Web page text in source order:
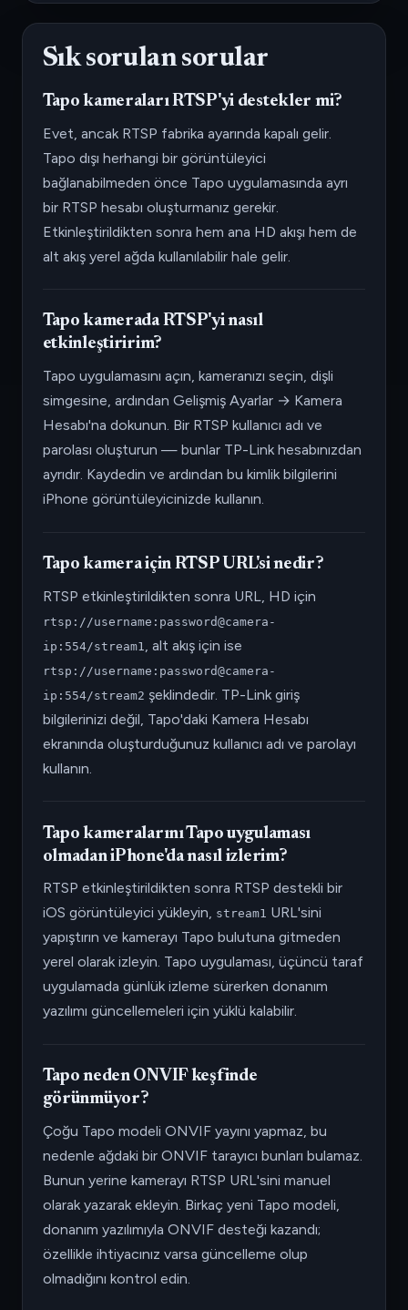
Sık sorulan sorular
Tapo kameraları RTSP'yi destekler mi?
Evet, ancak RTSP fabrika ayarında kapalı gelir.
Tapo dışı herhangi bir görüntüleyici
bağlanabilmeden önce Tapo uygulamasında ayrı
bir RTSP hesabı oluşturmanız gerekir.
Etkinleştirildikten sonra hem ana HD akışı hem de
alt akış yerel ağda kullanılabilir hale gelir.
Tapo kamerada RTSP'yi nasıl
etkinleştiririm?
Tapo uygulamasını açın, kameranızı seçin, dişli
simgesine, ardından Gelişmiş Ayarlar → Kamera
Hesabı'na dokunun. Bir RTSP kullanıcı adı ve
parolası oluşturun — bunlar TP-Link hesabınızdan
ayrıdır. Kaydedin ve ardından bu kimlik bilgilerini
iPhone görüntüleyicinizde kullanın.
Tapo kamera için RTSP URL'si nedir?
RTSP etkinleştirildikten sonra URL, HD için
rtsp://username:password@camera-
ip:554/stream1
, alt akış için ise
rtsp://username:password@camera-
ip:554/stream2 şeklindedir. TP-Link giriş
bilgilerinizi değil, Tapo'daki Kamera Hesabı
ekranında oluşturduğunuz kullanıcı adı ve parolayı
kullanın.
Tapo kameralarını Tapo uygulaması
olmadan iPhone'da nasıl izlerim?
RTSP etkinleştirildikten sonra RTSP destekli bir
iOS görüntüleyici yükleyin, stream1 URL'sini
yapıştırın ve kamerayı Tapo bulutuna gitmeden
yerel olarak izleyin. Tapo uygulaması, üçüncü taraf
uygulamada günlük izleme sürerken donanım
yazılımı güncellemeleri için yüklü kalabilir.
Tapo neden ONVIF keşfinde
görünmüyor?
Çoğu Tapo modeli ONVIF yayını yapmaz, bu
nedenle ağdaki bir ONVIF tarayıcı bunları bulamaz.
Bunun yerine kamerayı RTSP URL'sini manuel
olarak yazarak ekleyin. Birkaç yeni Tapo modeli,
donanım yazılımıyla ONVIF desteği kazandı;
özellikle ihtiyacınız varsa güncelleme olup
olmadığını kontrol edin.